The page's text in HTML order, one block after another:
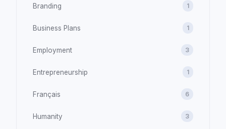
Branding 1
Business Plans 1
Employment 3
Entrepreneurship 1
Français 6
Humanity 3